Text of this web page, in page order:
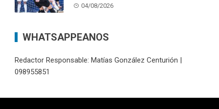
04/08/2026
WHATSAPPEANOS
Redactor Responsable: Matías González Centurión |
098955851